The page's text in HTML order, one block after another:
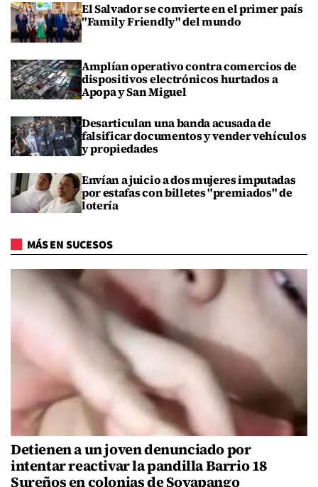
El Salvador se convierte en el primer país
"Family Friendly" del mundo
Amplían operativo contra comercios de
dispositivos electrónicos hurtados a
Apopa y San Miguel
Desarticulan una banda acusada de
falsificar documentos y vender vehículos
y propiedades
Envían a juicio a dos mujeres imputadas
por estafas con billetes "premiados" de
lotería
MÁS EN SUCESOS
Detienen a un joven denunciado por
intentar reactivar la pandilla Barrio 18
Sureños en colonias de Soyapango